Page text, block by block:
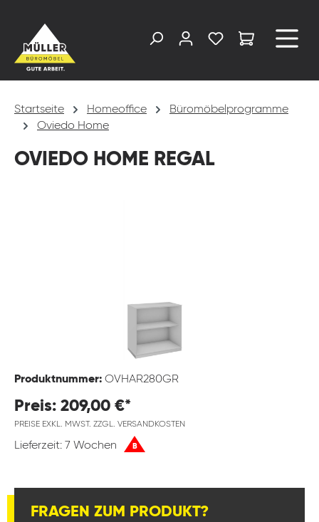
Startseite Homeoffice
Büromöbelprogramme
Oviedo Home
OVIEDO HOME REGAL
Produktnummer: OVHAR280GR
Preis: 209,00 €*
PREISE EXKL. MWST. ZZGL. VERSANDKOSTEN
Lieferzeit: 7 Wochen B
FRAGEN ZUM PRODUKT?